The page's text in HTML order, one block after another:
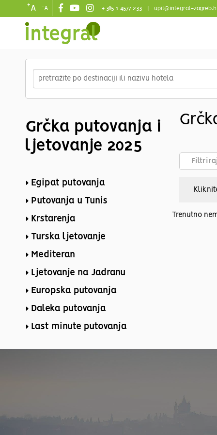
content
-A
+A + 385 1 4577 233 upit@integral-
Grčka putovanja i
ljetovanje 2025
Egipat putovanja
Putovanja u Tunis
Krstarenja
Turska ljetovanje
Mediteran
Ljetovanje na Jadranu
Europska putovanja
Daleka putovanja
Last minute putovanja
Trenutno